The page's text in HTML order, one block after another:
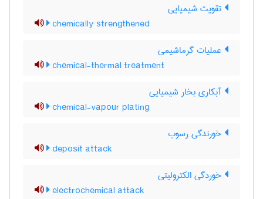
تقویت شیمیایی
chemically strengthened
عملیات گرماشیمی
chemical-thermal treatment
آبکاری بخار شیمیایی
chemical-vapour plating
خورندگی رسوب
deposit attack
خوردگی الکترولیتی
electrochemical attack